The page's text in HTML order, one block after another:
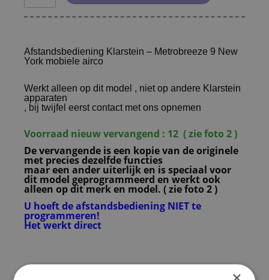
Afstandsbediening Klarstein – Metrobreeze 9 New
York mobiele airco
Werkt alleen op dit model , niet op andere Klarstein
apparaten
, bij twijfel eerst contact met ons opnemen
Voorraad nieuw vervangend : 12 ( zie foto 2 )
De vervangende is een kopie van de originele
met precies dezelfde functies
maar een ander uiterlijk en is speciaal voor
dit model geprogrammeerd en werkt ook
alleen op dit merk en model. ( zie foto 2 )
U hoeft de afstandsbediening NIET te
programmeren!
Het werkt direct